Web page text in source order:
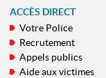
MENU
DE
NAVIGATION
ACCÈS DIRECT
Votre Police
Recrutement
Appels publics
Aide aux victimes